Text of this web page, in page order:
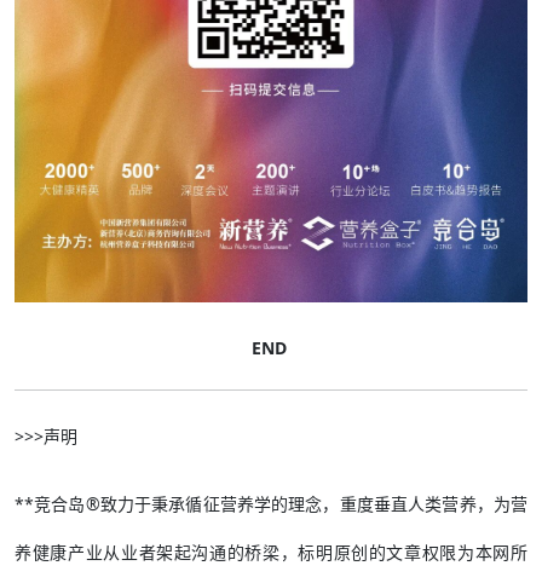
END
>>>声明
**竞合岛®致力于秉承循征营养学的理念，重度垂直人类营养，为营
养健康产业从业者架起沟通的桥梁，标明原创的文章权限为本网所